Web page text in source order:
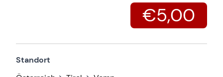
€5,00
Standort